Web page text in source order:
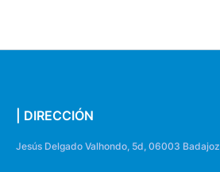
| DIRECCIÓN
Jesús Delgado Valhondo, 5d, 06003 Badajoz